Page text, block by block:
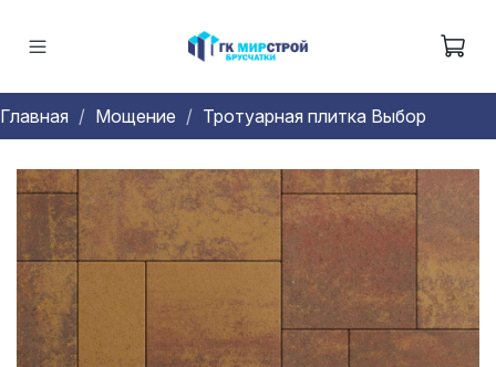
Главная Мощение Тротуарная плитка Выбор